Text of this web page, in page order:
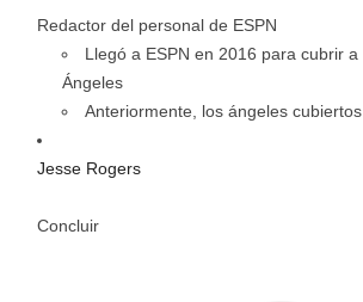
Redactor del personal de ESPN
Llegó a ESPN en 2016 para cubrir
Ángeles
Anteriormente, los ángeles
Jesse Rogers
Concluir